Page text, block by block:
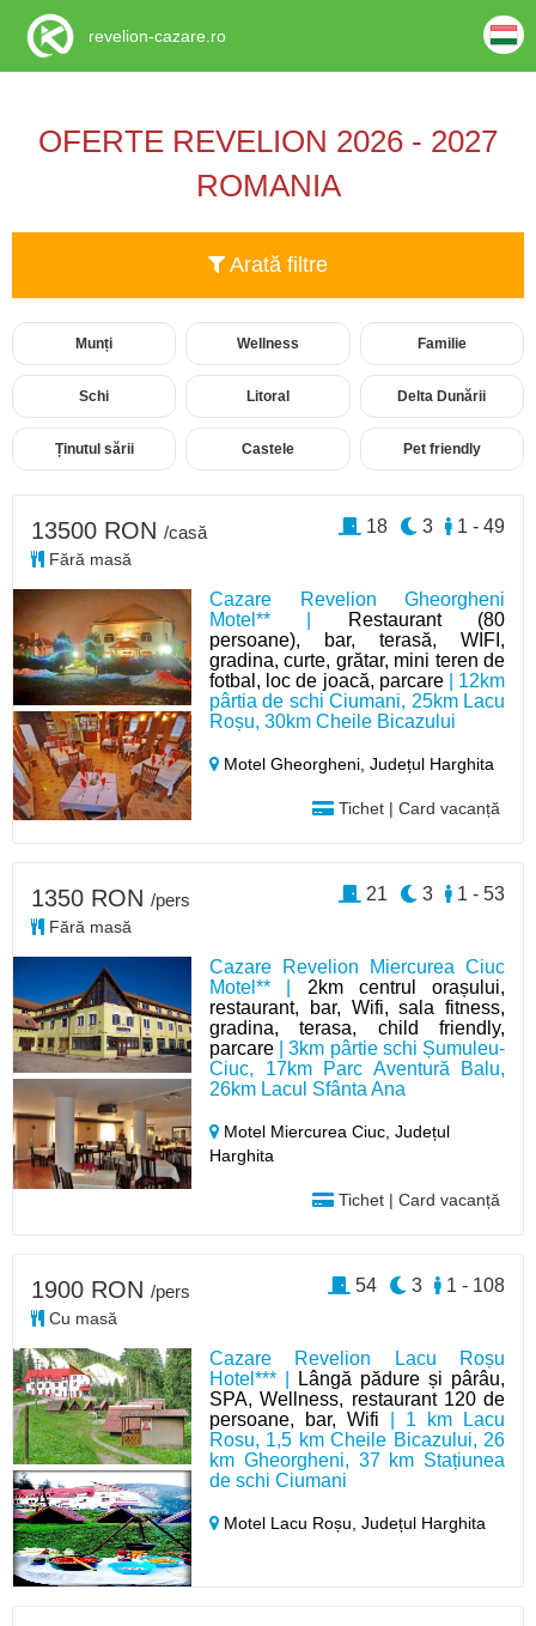
OFERTE REVELION 2026 - 2027
ROMANIA
Arată filtre
Munți Wellness Familie
Schi Litoral Delta Dunării
Ținutul sării Castele Pet friendly
Cazare Revelion Gheorgheni
Motel** |
Restaurant (80
persoane), bar, terasă, WIFI,
gradina, curte, grătar, mini teren de
fotbal, loc de joacă, parcare| 12km
pârtia de schi Ciumani, 25km Lacu
Roșu, 30km Cheile Bicazului
Motel Gheorgheni,Județul Harghita
Tichet | Card vacanță
13500 RON /casă
Fără masă
1 - 49
3
18
Cazare Revelion Miercurea Ciuc
Motel** | 2km centrul orașului,
restaurant, bar, Wifi, sala fitness,
gradina, terasa, child friendly,
parcare | 3km pârtie schi Șumuleu-
Ciuc, 17km Parc Aventură Balu,
26km Lacul Sfânta Ana
Motel Miercurea Ciuc,Județul
Harghita
Tichet | Card vacanță
1350 RON /pers
Fără masă
1 - 53
3
21
Cazare Revelion Lacu Roșu
Hotel*** |
Lângă pădure și pârâu,
SPA, Wellness, restaurant 120 de
persoane, bar, Wifi | 1 km Lacu
Rosu, 1,5 km Cheile Bicazului, 26
km Gheorgheni, 37 km Stațiunea
de schi Ciumani
Motel Lacu Roșu,Județul Harghita
1900 RON /pers
Cu masă
1 - 108
3
54
revelion-cazare.ro